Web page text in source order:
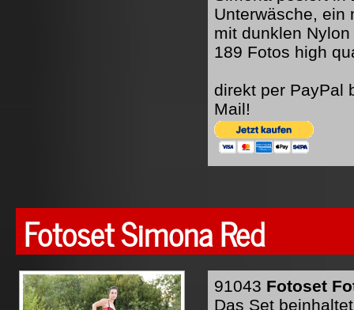
Unterwäsche, ein
mit dunklen
189 Fotos high
direkt per PayPal
Mail!
Fotoset Simona Red
91043 Fotoset
Das Set